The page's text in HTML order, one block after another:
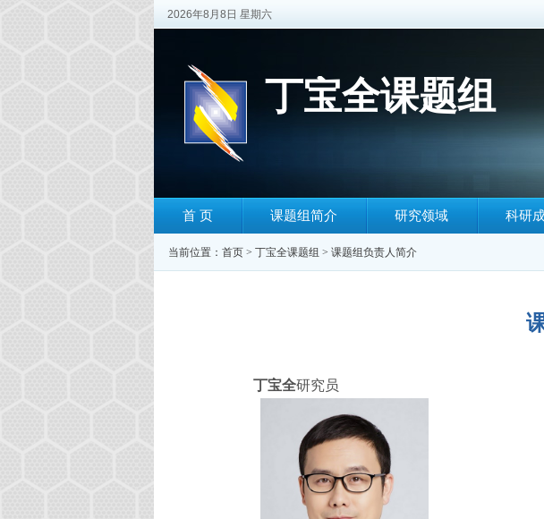
2026年8月8日 星期六
丁宝全课题组
首 页 课题组简介 研究领域 科研
当前位置： 首页 > 丁宝全课题组 > 课题组负责人简介
丁宝全研究员